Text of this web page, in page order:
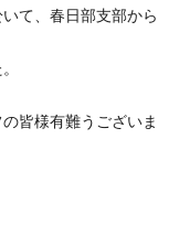
て、春日部支部から
皆様有難うございま